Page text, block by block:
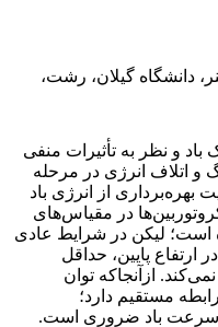
دانشگاه گیلان، رشت،
باد و نظر به تأثیرات منفی
و اتلاف انرژی در مرحله
بهره‌برداری از انرژی باد
در مقیاس‌های
است؛ لیکن در شرایط عادی
پایین، حداقل
ازآنجاکه توان
مستقیم دارد؛
سرعت باد ضروری است.